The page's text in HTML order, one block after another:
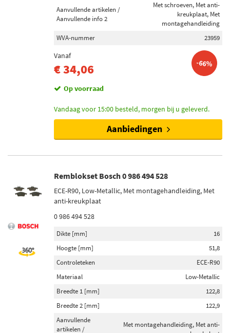
Aanvullende artikelen /
Aanvullende info 2
Met schroeven, Met anti-
kreukplaat, Met
montagehandleiding
WVA-nummer
23959
Vanaf
€ 34,06 -66%
Op voorraad
Vandaag voor 15:00 besteld, morgen bij u geleverd.
Aanbiedingen
Remblokset Bosch 0 986 494 528
ECE-R90, Low-Metallic, Met montagehandleiding, Met
anti-kreukplaat
0 986 494 528
Dikte [mm]
16
Hoogte [mm]
51,8
Controleteken
ECE-R90
Materiaal
Low-Metallic
Breedte 1 [mm]
122,8
Breedte 2 [mm]
122,9
Aanvullende
artikelen /
Met montagehandleiding, Met anti-